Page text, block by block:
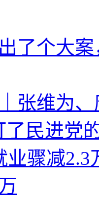
了个大
张维为
了民进党
业骤减